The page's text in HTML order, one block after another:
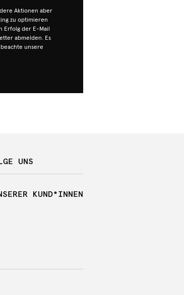
Aktionen aber
zu optimieren
Erfolg der E-Mail
abmelden. Es
unsere
UNS
KUND*INNEN